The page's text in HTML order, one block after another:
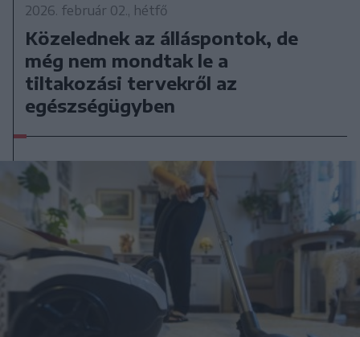
2026. február 02., hétfő
Közelednek az álláspontok, de
még nem mondtak le a
tiltakozási tervekről az
egészségügyben